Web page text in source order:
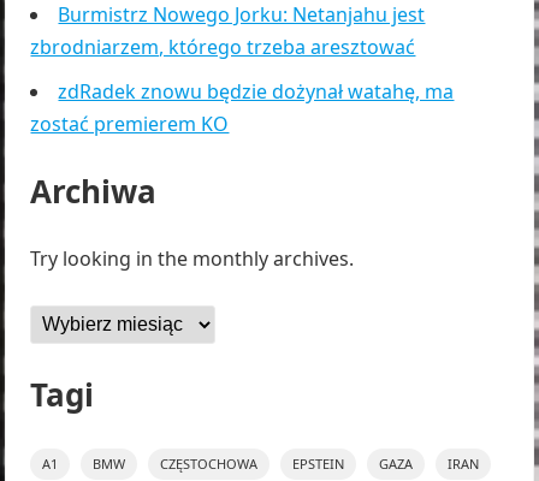
Burmistrz Nowego Jorku: Netanjahu jest
zbrodniarzem, którego trzeba aresztować
zdRadek znowu będzie dożynał watahę, ma
zostać premierem KO
Archiwa
Try looking in the monthly archives.
Archiwa
Tagi
A1 BMW CZĘSTOCHOWA EPSTEIN GAZA IRAN